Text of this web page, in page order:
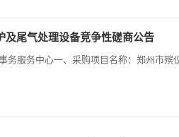
及尾气处理设备竞争性磋商公告
务服务中心一、采购项目名称：郑州市